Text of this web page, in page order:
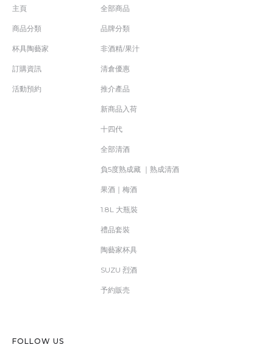
主頁
商品分類
杯具陶藝家
訂購資訊
活動預約
全部商品
品牌分類
非酒精/果汁
清倉優惠
推介產品
新商品入荷
十四代
全部清酒
負5度熟成藏 ｜熟成清酒
果酒｜梅酒
1.8L 大瓶裝
禮品套裝
陶藝家杯具
SUZU 烈酒
予約販売
FOLLOW US